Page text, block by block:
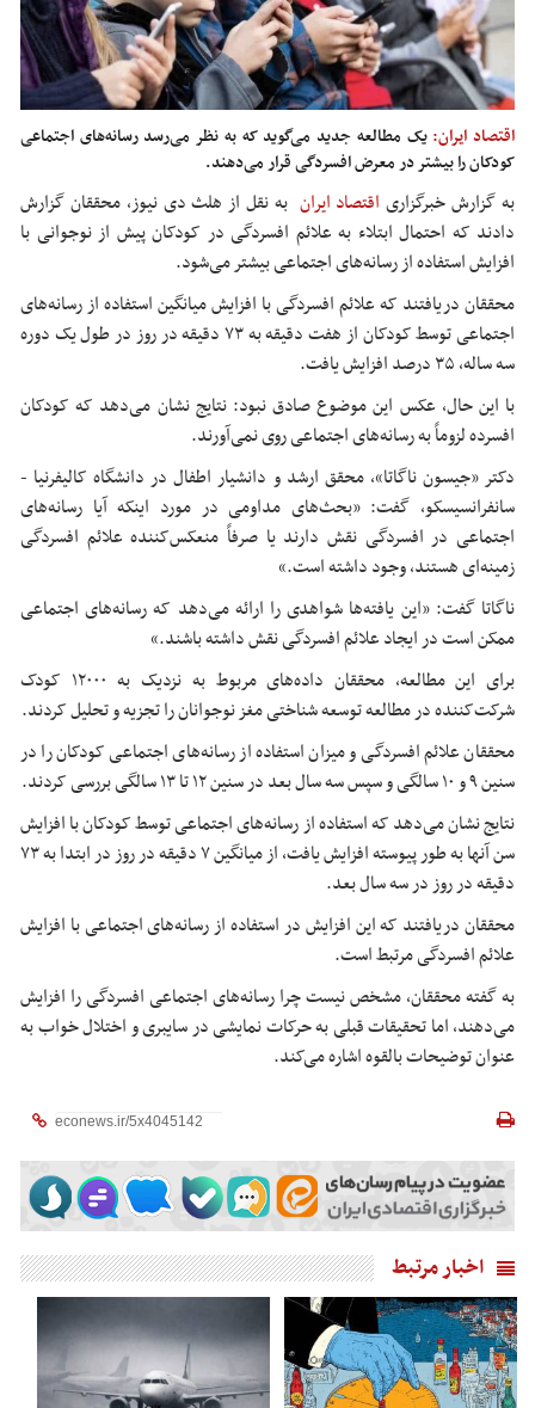
اقتصاد ایران: یک مطالعه جدید می‌گوید که به نظر می‌رسد رسانه‌های اجتماعی
کودکان را بیشتر در معرض افسردگی قرار می‌دهند.
به گزارش خبرگزاریاقتصاد ایران به نقل از هلث دی نیوز، محققان گزارش
دادند که احتمال ابتلاء به علائم افسردگی در کودکان پیش از نوجوانی با
افزایش استفاده از رسانه‌های اجتماعی بیشتر می‌شود.
محققان دریافتند که علائم افسردگی با افزایش میانگین استفاده از رسانه‌های
اجتماعی توسط کودکان از هفت دقیقه به ۷۳ دقیقه در روز در طول یک دوره
سه ساله، ۳۵ درصد افزایش یافت.
با این حال، عکس این موضوع صادق نبود: نتایج نشان می‌دهد که کودکان
افسرده لزوماً به رسانه‌های اجتماعی روی نمی‌آورند.
دکتر «جیسون ناگاتا»، محقق ارشد و دانشیار اطفال در دانشگاه کالیفرنیا -
سانفرانسیسکو، گفت: «بحث‌های مداومی در مورد اینکه آیا رسانه‌های
اجتماعی در افسردگی نقش دارند یا صرفاً منعکس‌کننده علائم افسردگی
زمینه‌ای هستند، وجود داشته است.»
ناگاتا گفت: «این یافته‌ها شواهدی را ارائه می‌دهد که رسانه‌های اجتماعی
ممکن است در ایجاد علائم افسردگی نقش داشته باشند.»
برای این مطالعه، محققان داده‌های مربوط به نزدیک به ۱۲۰۰۰ کودک
شرکت‌کننده در مطالعه توسعه شناختی مغز نوجوانان را تجزیه و تحلیل کردند.
محققان علائم افسردگی و میزان استفاده از رسانه‌های اجتماعی کودکان را در
سنین ۹ و ۱۰ سالگی و سپس سه سال بعد در سنین ۱۲ تا ۱۳ سالگی بررسی کردند.
نتایج نشان می‌دهد که استفاده از رسانه‌های اجتماعی توسط کودکان با افزایش
سن آنها به طور پیوسته افزایش یافت، از میانگین ۷ دقیقه در روز در ابتدا به ۷۳
دقیقه در روز در سه سال بعد.
محققان دریافتند که این افزایش در استفاده از رسانه‌های اجتماعی با افزایش
علائم افسردگی مرتبط است.
به گفته محققان، مشخص نیست چرا رسانه‌های اجتماعی افسردگی را افزایش
می‌دهند، اما تحقیقات قبلی به حرکات نمایشی در سایبری و اختلال خواب به
عنوان توضیحات بالقوه اشاره می‌کند.
اخبار مرتبط